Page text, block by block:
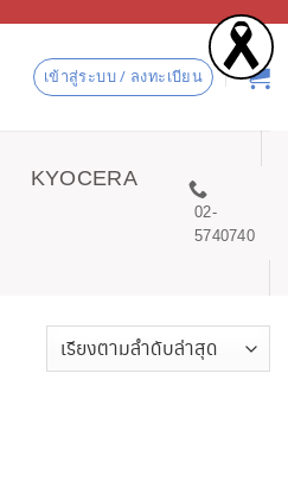
เข้าสู่ระบบ / ลงทะเบียน
KYOCERA
02-
5740740